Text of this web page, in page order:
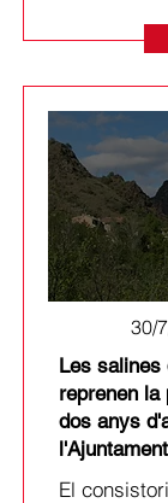
30/
Les salines
reprenen la
dos anys
El